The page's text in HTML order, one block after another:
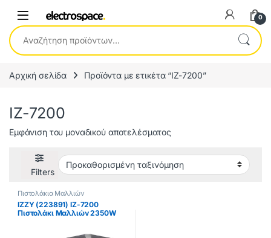
0
Αναζήτηση για:
Αρχική σελίδα Προϊόντα με ετικέτα “IZ-7200”
IZ-7200
Εμφάνιση του μοναδικού αποτελέσματος
Filters
Πιστολάκια Μαλλιών
IZZY (223891) IZ-7200
Πιστολάκι Μαλλιών 2350W